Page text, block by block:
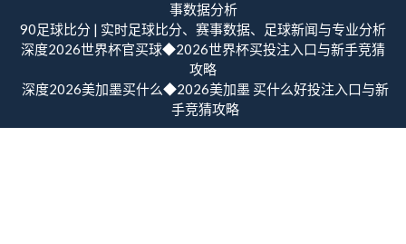
事数据分析
90足球比分 | 实时足球比分、赛事数据、足球新闻与专业分析
深度2026世界杯官买球◆2026世界杯买投注入口与新手竞猜
攻略
深度2026美加墨买什么◆2026美加墨 买什么好投注入口与新
手竞猜攻略